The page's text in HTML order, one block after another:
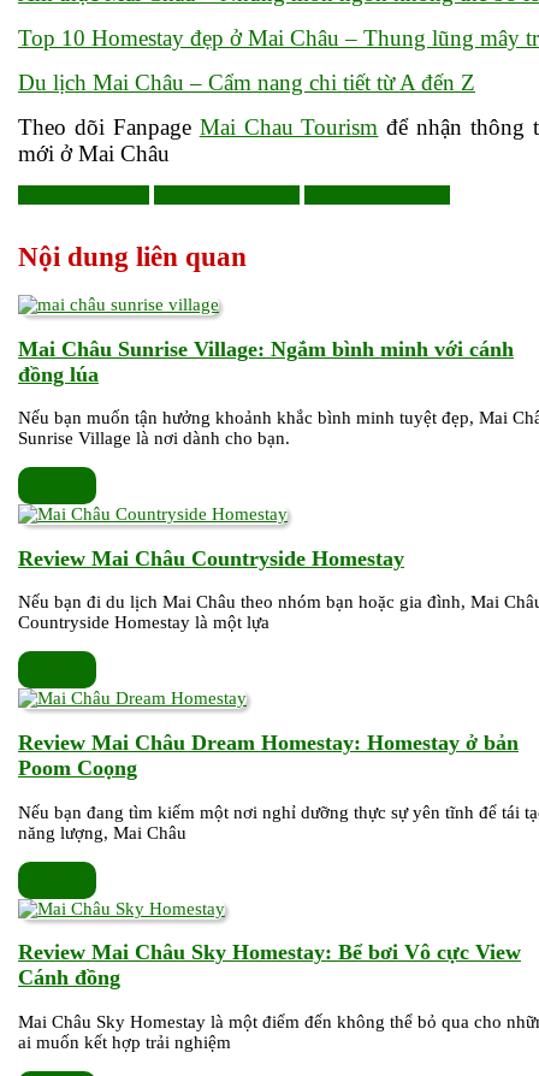
Top 10 Homestay đẹp ở Mai Châu – Thung lũng mây
Du lịch Mai Châu – Cẩm nang chi tiết từ A đến Z
Theo dõi Fanpage Mai Chau Tourism để nhận thông
mới ở Mai Châu
Nội dung liên quan
Mai Châu Sunrise Village: Ngắm bình minh với cánh
đồng lúa
Sunrise
Village:
minh
với
cánh
đồng
lúa
Nếu bạn muốn tận hưởng khoảnh khắc bình minh tuyệt đẹp, Mai
Sunrise Village là nơi dành cho bạn.
Xem thêmXem
thêm
Review Mai Châu Countryside HomestayReview
Châu
Nếu bạn đi du lịch Mai Châu theo nhóm bạn hoặc gia đình, Mai
Countryside Homestay là một lựa
Xem thêmXem
thêm
Review Mai Châu Dream Homestay: Homestay ở bản
Poom CoọngReview
Châu
Dream
ở
bản
Poom
Nếu bạn đang tìm kiếm một nơi nghỉ dưỡng thực sự yên tĩnh để tái
năng lượng, Mai Châu
Xem thêmXem
thêm
Review Mai Châu Sky Homestay: Bể bơi Vô cực View
Cánh đồngReview
Châu
Sky
Mai Châu Sky Homestay là một điểm đến không thể bỏ qua cho
ai muốn kết hợp trải nghiệm